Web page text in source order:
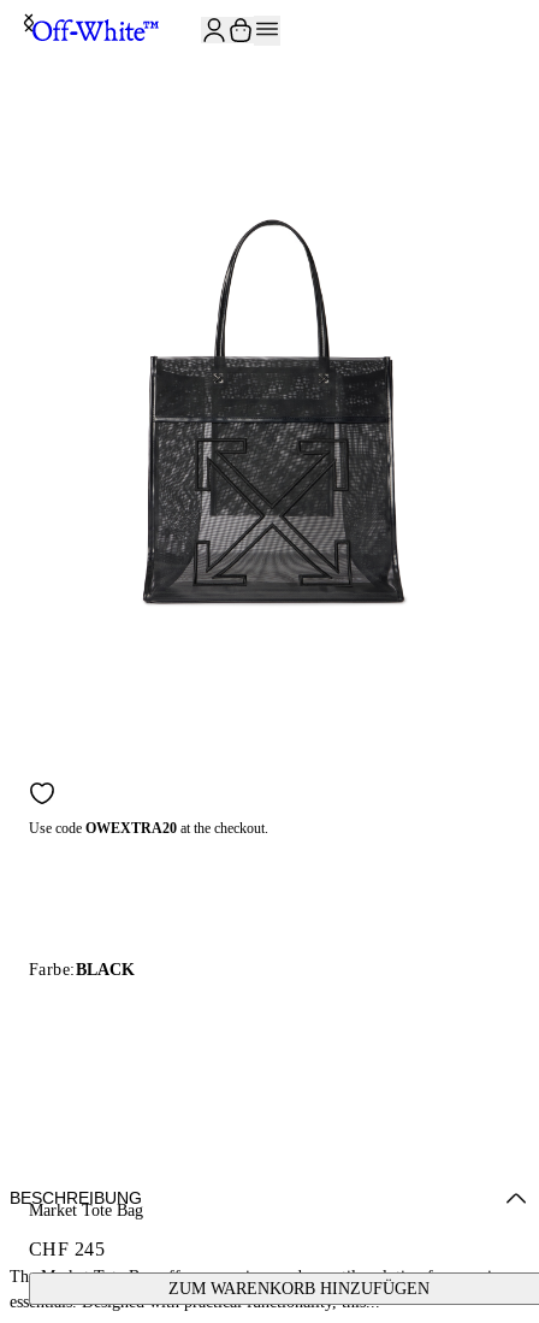
Use code OWEXTRA20 at the checkout.
Farbe:BLACK
Market Tote Bag
CHF 245
ZUM WARENKORB HINZUFÜGEN
BESCHREIBUNG
The Market Tote Bag offers a spacious and versatile solution for carrying
essentials. Designed with practical functionality, this...